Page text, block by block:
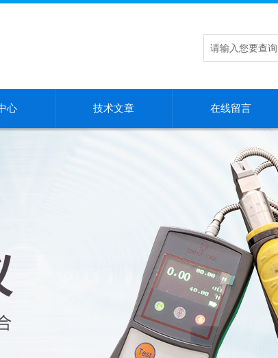
心 技术文章 在线留言